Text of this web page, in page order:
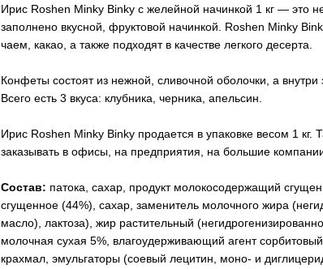
Ирис Roshen Minky Binky с желейной начинкой 1 кг — это
заполнено вкусной, фруктовой начинкой. Roshen Minky
чаем, какао, а также подходят в качестве легкого десерта.
Конфеты состоят из нежной, сливочной оболочки, а
Всего есть 3 вкуса: клубника, черника, апельсин.
Ирис Roshen Minky Binky продается в упаковке весом 1
заказывать в офисы, на предприятия, на большие компании
Состав: патока, сахар, продукт молокосодержащий
сгущенное (44%), сахар, заменитель молочного жира
масло), лактоза), жир растительный
молочная сухая 5%, влагоудерживающий агент
крахмал, эмульгаторы (соевый лецитин, моно- и